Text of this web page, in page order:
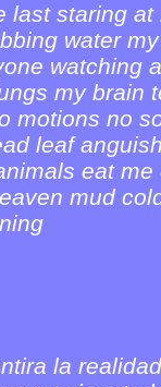
last staring at
water
watching
my brain
motions no
leaf
eat
mud
la